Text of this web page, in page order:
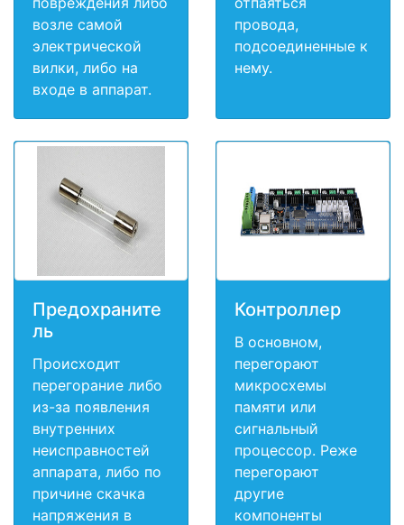
возле самой
электрической
вилки, либо на
входе в аппарат.
провода,
подсоединенные к
нему.
Предохраните
ль
Происходит
перегорание либо
из-за появления
внутренних
неисправностей
аппарата, либо по
причине скачка
напряжения в
Контроллер
В основном,
перегорают
микросхемы
памяти или
сигнальный
процессор. Реже
перегорают
другие
компоненты